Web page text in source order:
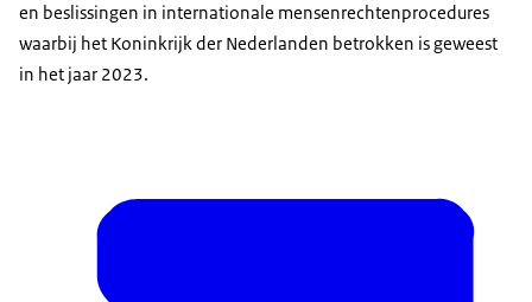
en beslissingen in internationale mensenrechtenprocedures
waarbij het Koninkrijk der Nederlanden betrokken is geweest
in het jaar 2023.